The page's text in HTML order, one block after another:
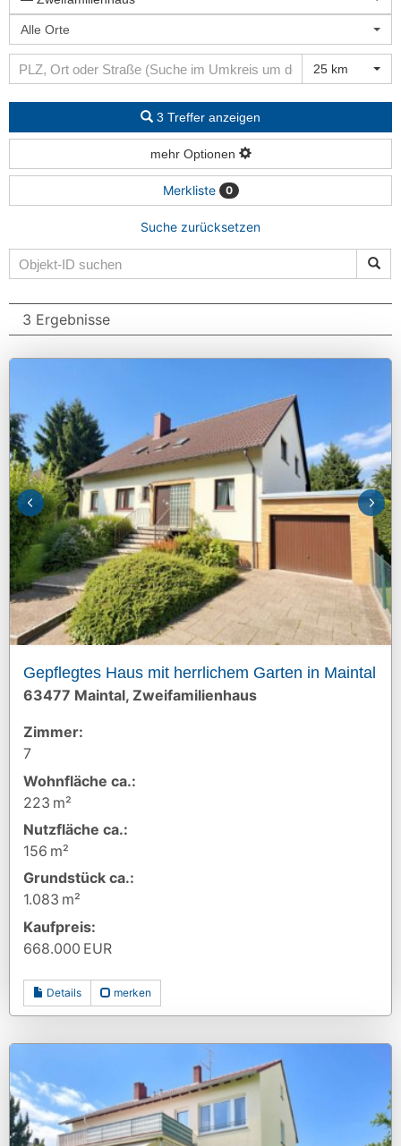
Alle Orte
25 km
3 Treffer anzeigen
mehr Optionen
Merkliste 0
Suche zurücksetzen
3 Ergebnisse
Gepflegtes Haus mit herrlichem Garten in Maintal
63477 Maintal, Zweifamilienhaus
Zimmer:
7
Wohnfläche ca.:
223 m²
Nutzfläche ca.:
156 m²
Grund­stück ca.:
1.083 m²
Kaufpreis:
668.000 EUR
Details merken